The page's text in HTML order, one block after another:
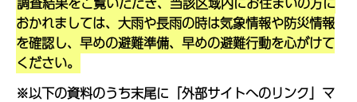
おかれましては、大雨や長雨の時は気象情報や防災情報
を確認し、早めの避難準備、早めの避難行動を心がけて
ください。
※以下の資料のうち末尾に「外部サイトへのリンク」マ